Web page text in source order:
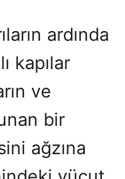
ardında
kapılar
ve
bir
ağzına